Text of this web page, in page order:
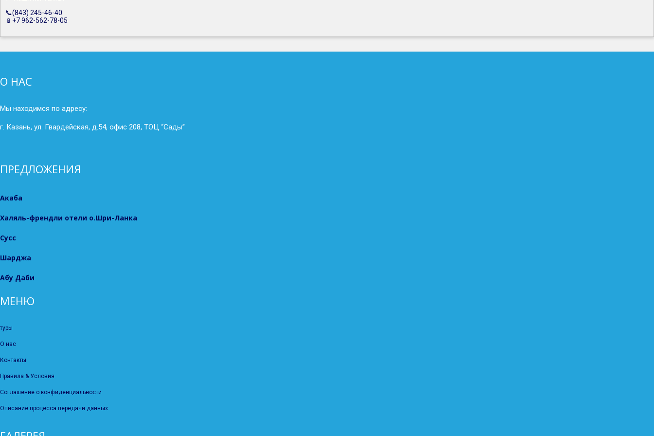
📞(843) 245-46-40
📱+7 962-562-78-05
О НАС
Мы находимся по адресу:
г. Казань, ул. Гвардейская, д.54, офис 208, ТОЦ “Сады”
ПРЕДЛОЖЕНИЯ
Акаба
Халяль-френдли отели о.Шри-Ланка
Сусс
Шарджа
Абу Даби
МЕНЮ
туры
О нас
Контакты
Правила & Условия
Соглашение о конфиденциальности
Описание процесса передачи данных